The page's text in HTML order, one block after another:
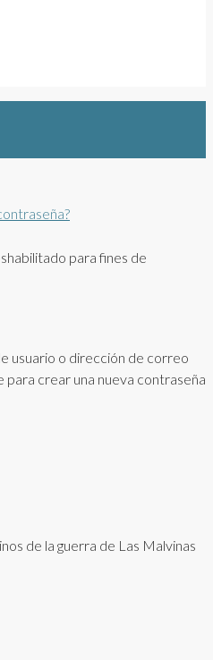
para fines de
usuario o dirección de correo
para crear una nueva contraseña
de la guerra de Las Malvinas